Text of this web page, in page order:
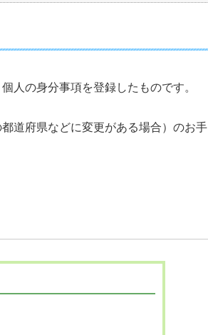
人の身分事項を登録したものです。
道府県などに変更がある場合）のお手